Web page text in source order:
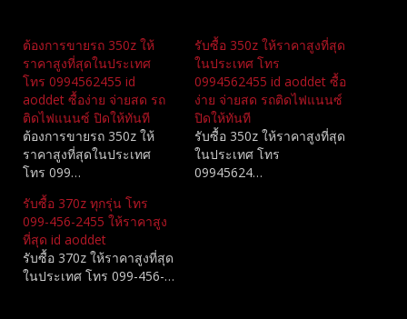
ต้องการขายรถ 350z ให้
ราคาสูงที่สุดในประเทศ
โทร 0994562455 id
aoddet ซื้อง่าย จ่ายสด รถ
ติดไฟแนนซ์ ปิดให้ทันที
ต้องการขายรถ 350z ให้
ราคาสูงที่สุดในประเทศ
โทร 099…
รับซื้อ 350z ให้ราคาสูงที่สุด
ในประเทศ โทร
0994562455 id aoddet ซื้อ
ง่าย จ่ายสด รถติดไฟแนนซ์
ปิดให้ทันที
รับซื้อ 350z ให้ราคาสูงที่สุด
ในประเทศ โทร
09945624…
รับซื้อ 370z ทุกรุ่น โทร
099-456-2455 ให้ราคาสูง
ที่สุด id aoddet
รับซื้อ 370z ให้ราคาสูงที่สุด
ในประเทศ โทร 099-456-…